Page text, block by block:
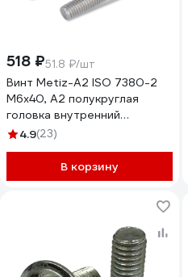
518 ₽51.8 ₽/шт
Винт Metiz-A2 ISO 7380-2
M6x40, А2 полукруглая
головка внутренний
шестигранник, пресс-шайба,
4.9(23)
В корзину